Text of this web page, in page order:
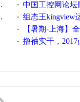
· 中国工控网论坛版
· 组态王kingview
· 【暑期-上海】全国工业
· 撸袖实干，2017gongkong®第